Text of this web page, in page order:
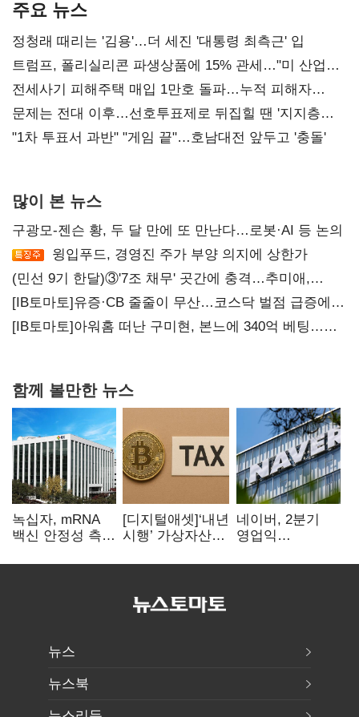
주요 뉴스
정청래 때리는 '김용'…더 세진 '대통령 최측근' 입
트럼프, 폴리실리콘 파생상품에 15% 관세…"미 산업
재건"
전세사기 피해주택 매입 1만호 돌파…누적 피해자
4만278명
문제는 전대 이후…선호투표제로 뒤집힐 땐 '지지층
불복'
"1차 투표서 과반" "게임 끝"…호남대전 앞두고 '충돌'
많이 본 뉴스
구광모-젠슨 황, 두 달 만에 또 만난다…로봇·AI 등 논의
윙입푸드, 경영진 주가 부양 의지에 상한가
(민선 9기 한달)③'7조 채무' 곳간에 충격…추미애,
20년만에 '비상재정' 선언 승부수
[IB토마토]유증·CB 줄줄이 무산…코스닥 벌점 급증에
상폐 압박
[IB토마토]아워홈 떠난 구미현, 본느에 340억 베팅…
함께 볼만한 뉴스
녹십자, mRNA
백신 안정성 측정
[디지털애셋]‘내년
시행’ 가상자산
문턱 넘을까
네이버, 2분기
영업익
전년비 0.2%
뉴스
뉴스북